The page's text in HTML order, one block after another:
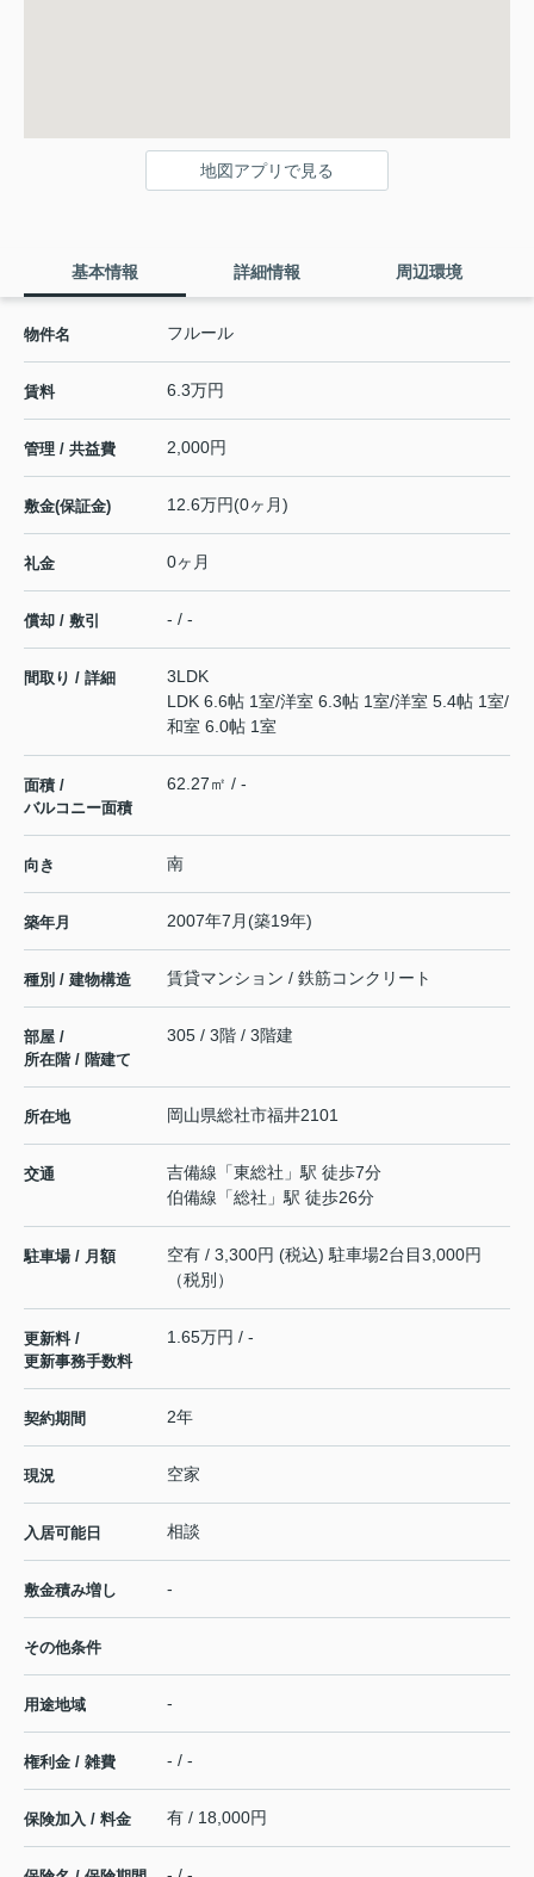
地図アプリで見る
基本情報 詳細情報 周辺環境
物件名 フルール
賃料 6.3万円
管理 / 共益費 2,000円
敷金(保証金) 12.6万円(0ヶ月)
礼金 0ヶ月
償却 / 敷引 - / -
間取り / 詳細
3LDK
LDK 6.6帖 1室/洋室 6.3帖 1室/洋室 5.4帖 1室/
和室 6.0帖 1室
面積 /
バルコニー面積
62.27㎡ / -
向き 南
築年月 2007年7月(築19年)
種別 / 建物構造 賃貸マンション / 鉄筋コンクリート
部屋 /
所在階 / 階建て
305 / 3階 / 3階建
所在地 岡山県総社市福井2101
交通 吉備線 「東総社 」駅 徒歩7分
伯備線 「総社 」駅 徒歩26分
駐車場 / 月額
空有 / 3,300円 (税込) 駐車場2台目3,000円
（税別）
更新料 /
更新事務手数料
1.65万円 / -
契約期間 2年
現況 空家
入居可能日 相談
敷金積み増し -
その他条件
用途地域 -
権利金 / 雑費 - / -
保険加入 / 料金 有 / 18,000円